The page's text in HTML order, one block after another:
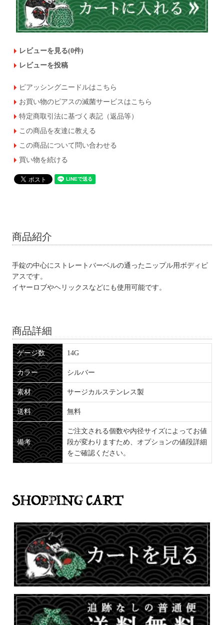
レビューを見る(0件)
レビューを投稿
ピアッシングニードルはこちら
お買い物のピアスの滅菌サービスはこちら
特定商取引法に基づく表記（返品等）
この商品を友達に教える
この商品について問い合わせる
買い物を続ける
商品紹介
手錠の中心にストレートバーベルの通ったニップル用ボディピ
アスです。
イヤーロブやヘリックスなどにも使用可能です。
商品詳細
ゲージ数 14G
カラー シルバー
素材 サージカルステンレス製
送料 無料
備考
ご注文される個数や内径サイズによってお値
段が変わりますため、オプションの値段詳細
をご確認ください。